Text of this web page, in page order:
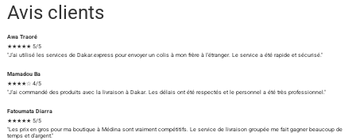
Avis clients
Awa Traoré
★★★★★ 5/5
"J'ai utilisé les services de Dakar.express pour envoyer un colis à mon frère à l'étranger. Le service a été rapide et sécurisé."
Mamadou Ba
★★★★☆ 4/5
"J'ai commandé des produits avec la livraison à Dakar. Les délais ont été respectés et le personnel a été très professionnel."
Fatoumata Diarra
★★★★★ 5/5
"Les prix en gros pour ma boutique à Médina sont vraiment compétitifs. Le service de livraison groupée me fait gagner beaucoup de
temps et d'argent."